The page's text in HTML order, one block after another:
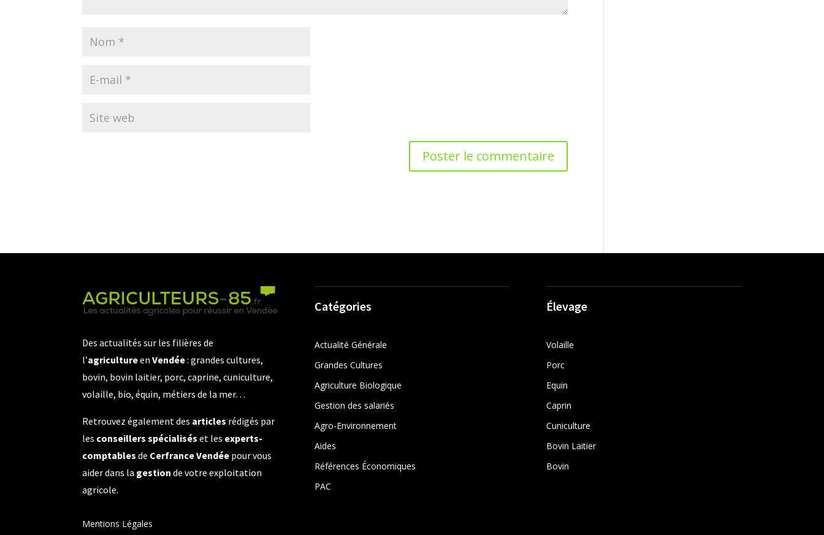
Des actualités sur les filières de
l’agricultureenVendée: grandes cultures,
bovin, bovin laitier, porc, caprine, cuniculture,
volaille, bio, équin, métiers de la mer…
Retrouvez également des articles rédigés par
les conseillers spécialisés et les experts-
comptables de Cerfrance Vendée pour vous
aider dans la gestion de votre exploitation
agricole.
Mentions Légales
Catégories
Actualité Générale
Grandes Cultures
Agriculture Biologique
Gestion des salariés
Agro-Environnement
Aides
Références Économiques
PAC
Élevage
Volaille
Porc
Equin
Caprin
Cuniculture
Bovin Laitier
Bovin